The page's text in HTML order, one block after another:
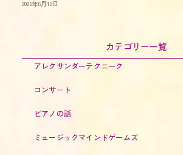
2026年6月12日
カテゴリー一覧
アレクサンダーテクニーク
コンサート
ピアノの話
ミュージックマインドゲームズ